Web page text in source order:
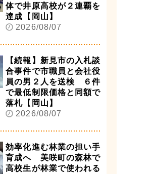
体で井原高校が２連覇を
達成【岡山】
2026/08/07
【続報】新見市の入札談
合事件で市職員と会社役
員の男２人を送検 ６件
で最低制限価格と同額で
落札【岡山】
2026/08/07
効率化進む林業の担い手
育成へ 美咲町の森林で
高校生が林業で使われる